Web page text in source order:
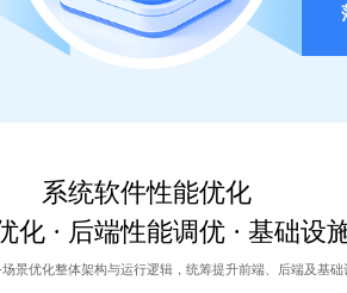
系统软件性能优化
化 · 后端性能调优 · 基础设
景优化整体架构与运行逻辑，统筹提升前端、后端及基